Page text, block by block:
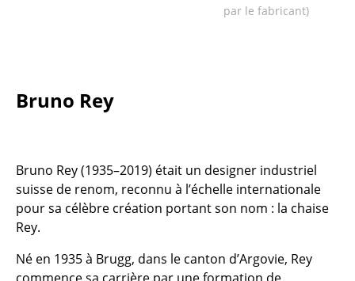
Bureaux & Secrétaires
Tables de conférence et Pupitres
Tables hautes & Pupitres
Table de jardin
par le fabricant)
Bruno Rey
Bruno Rey (1935–2019) était un designer industriel
suisse de renom, reconnu à l’échelle internationale
pour sa célèbre création portant son nom : la chaise
Rey.
Né en 1935 à Brugg, dans le canton d’Argovie, Rey